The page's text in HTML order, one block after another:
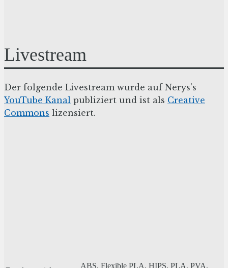
Livestream
Der folgende Livestream wurde auf Nerys’s
YouTube Kanal publiziert und ist als Creative
Commons lizensiert.
ABS, Flexible PLA, HIPS, PLA, PVA,